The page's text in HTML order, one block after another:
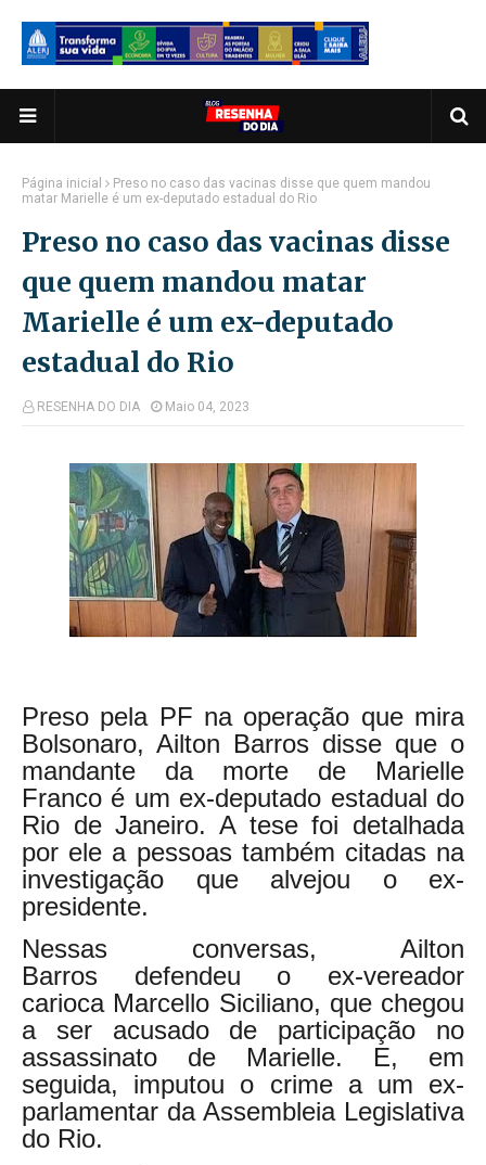
Página inicial
Preso no caso das vacinas disse que quem mandou
matar Marielle é um ex-deputado estadual do Rio
Preso no caso das vacinas disse
que quem mandou matar
Marielle é um ex-deputado
estadual do Rio
RESENHA DO DIA Maio 04, 2023
Preso pela PF na operação que mira
Bolsonaro, Ailton Barros disse que o
mandante da morte de Marielle
Franco é um ex-deputado estadual do
Rio de Janeiro. A tese foi detalhada
por ele a pessoas também citadas na
investigação que alvejou o ex-
presidente.
Nessas conversas, Ailton
Barros defendeu o ex-vereador
carioca Marcello Siciliano, que chegou
a ser acusado de participação no
assassinato de Marielle. E, em
seguida, imputou o crime a um ex-
parlamentar da Assembleia Legislativa
do Rio.